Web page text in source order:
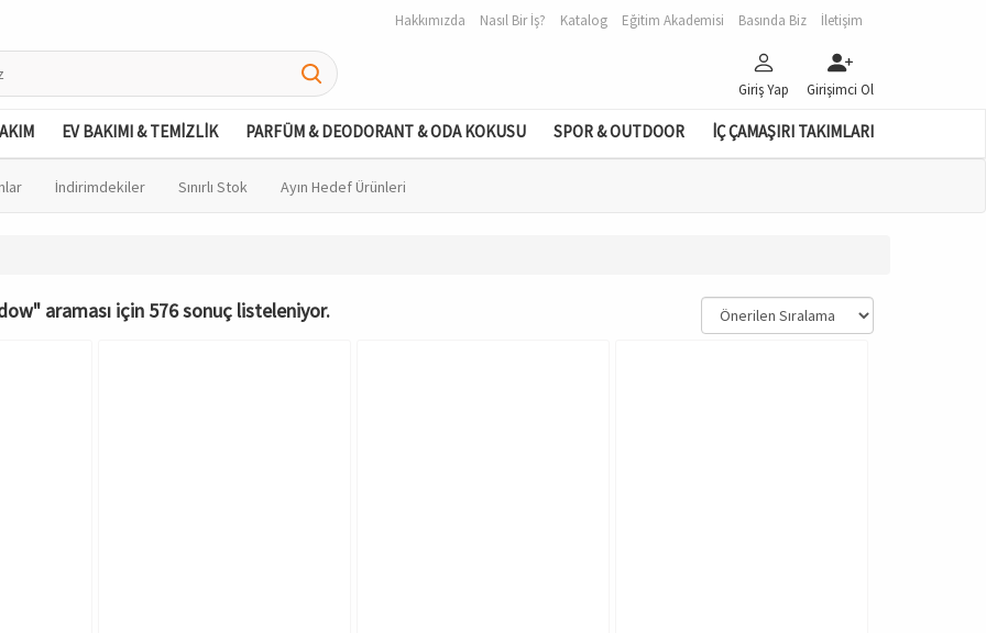
Hakkımızda Nasıl Bir İş? Katalog Eğitim Akademisi Basında Biz İletişim
Giriş Yap Girişimci Ol
EV BAKIMI & TEMİZLİK PARFÜM & DEODORANT & ODA KOKUSU SPOR & OUTDOOR İÇ ÇAMAŞIRI TAKIMLARI
İndirimdekiler Sınırlı Stok Ayın Hedef Ürünleri
araması için 576 sonuç listeleniyor.